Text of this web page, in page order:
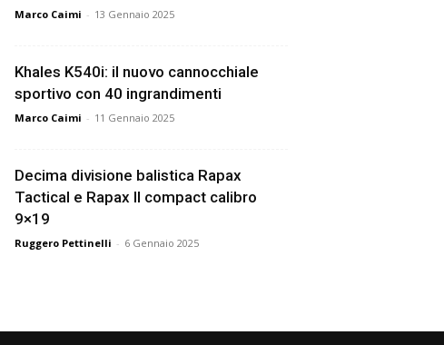
Marco Caimi - 13 Gennaio 2025
Khales K540i: il nuovo cannocchiale
sportivo con 40 ingrandimenti
Marco Caimi - 11 Gennaio 2025
Decima divisione balistica Rapax
Tactical e Rapax II compact calibro
9×19
Ruggero Pettinelli - 6 Gennaio 2025